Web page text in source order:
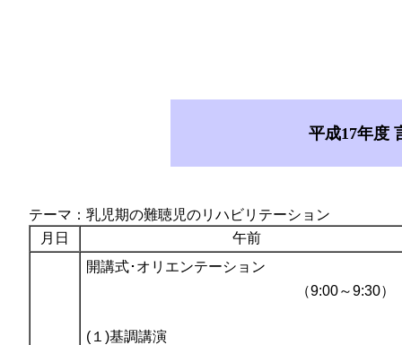
平成17年度
テーマ：乳児期の難聴児のリハビリテーション
月日
午前
開講式･オリエンテーション
（9:00～9:30）
(１)基調講演